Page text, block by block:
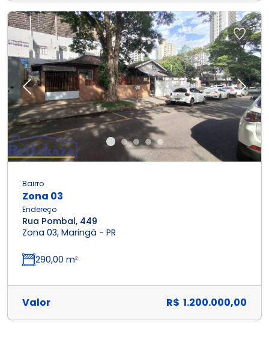
Previous Next
Bairro
Zona 03
Endereço
Rua Pombal, 449
Zona 03, Maringá - PR
290,00 m²
Valor R$ 1.200.000,00